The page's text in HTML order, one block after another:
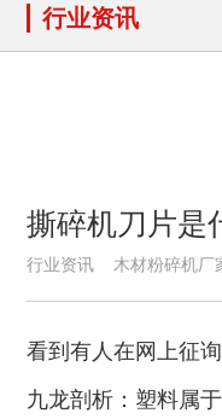
行业资讯
撕碎机刀片是
行业资讯 木材粉碎机
看到有人在网上征
九龙剖析：塑料属
木材撕碎机
生物质综合破碎机